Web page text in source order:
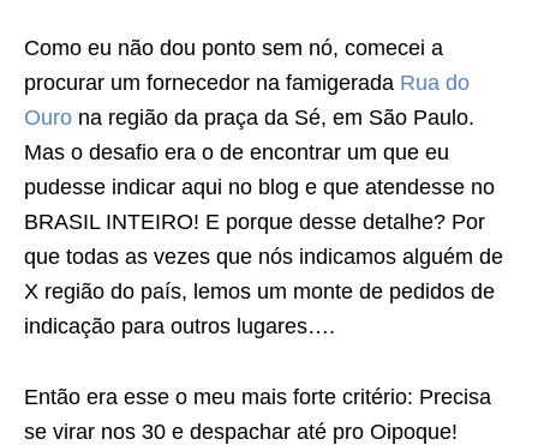
Como eu não dou ponto sem nó, comecei a
procurar um fornecedor na famigerada Rua do
Ouro na região da praça da Sé, em São Paulo.
Mas o desafio era o de encontrar um que eu
pudesse indicar aqui no blog e que atendesse no
BRASIL INTEIRO! E porque desse detalhe? Por
que todas as vezes que nós indicamos alguém de
X região do país, lemos um monte de pedidos de
indicação para outros lugares….
Então era esse o meu mais forte critério: Precisa
se virar nos 30 e despachar até pro Oipoque!